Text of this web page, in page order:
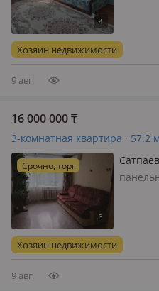
районе
базар…
Хозяин недвижимости
9 авг.
16 000 000₸
3-комнатная квартира · 57.2
Срочно, торг
Галия
Хозяин недвижимости
9 авг.